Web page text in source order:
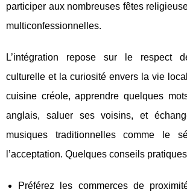
participer aux nombreuses fêtes
multiconfessionnelles.
L’intégration repose sur le respect
culturelle et la curiosité envers la vie
cuisine créole, apprendre quelques
anglais, saluer ses voisins, et
musiques traditionnelles comme le
l’acceptation. Quelques conseils
Préférez les commerces de